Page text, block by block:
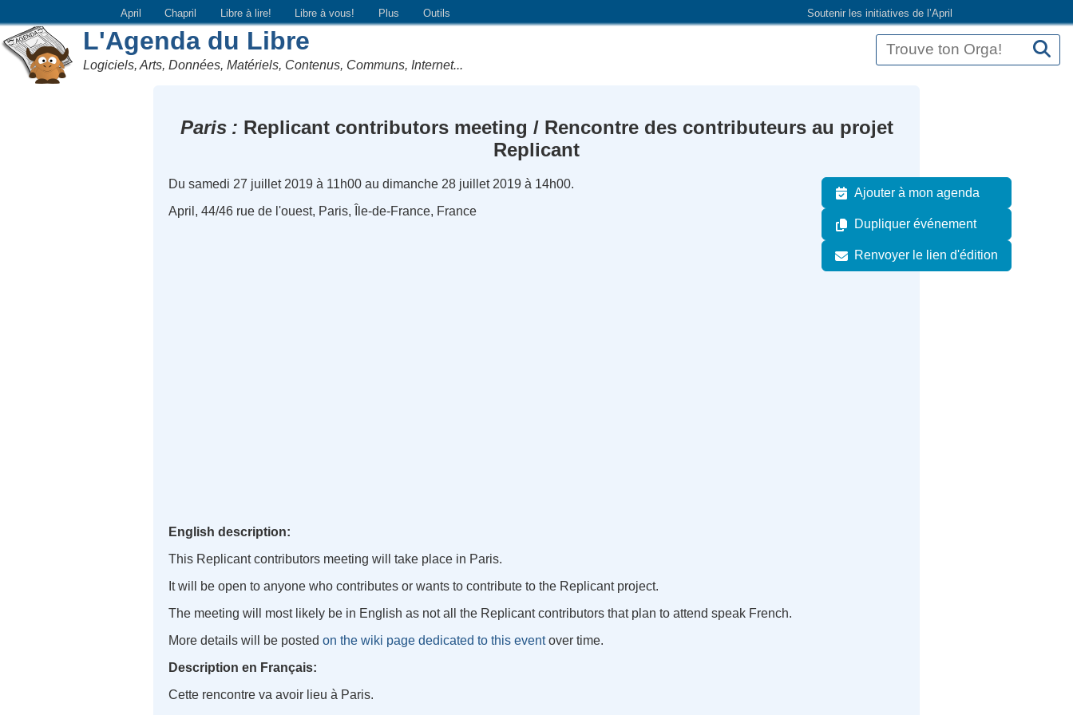
Soutenir les initiatives de l’April
April Chapril Libre à lire! Libre à vous! Plus Outils
L'Agenda du Libre
Logiciels, Arts, Données, Matériels, Contenus, Communs, Internet...
Paris
Replicant contributors meeting / Rencontre des contributeurs au projet
Replicant
Ajouter à mon agenda
Dupliquer événement
Renvoyer le lien d'édition
Du samedi 27 juillet 2019 à 11h00 au dimanche 28 juillet 2019 à 14h00.
April, 44/46 rue de l'ouest, Paris, Île-de-France, France
English description:
This Replicant contributors meeting will take place in Paris.
It will be open to anyone who contributes or wants to contribute to the Replicant project.
The meeting will most likely be in English as not all the Replicant contributors that plan to attend speak French.
More details will be postedon the wiki page dedicated to this eventover time.
Description en Français:
Cette rencontre va avoir lieu à Paris.